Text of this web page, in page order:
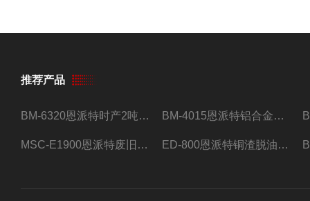
推荐产品
BM-6320恩派特时产2吨合金钢屑压饼机 BM-4015恩派特铝合金屑压饼机 脱油效果好
MSC-E1900恩派特废旧锂电池极片破碎处理设备 ED-800恩派特铜渣脱油机废铜屑铝屑甩油机